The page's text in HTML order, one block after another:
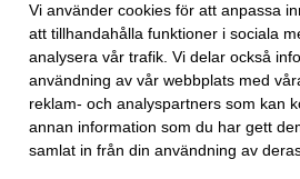
Köp tidigare nummer
www.inpress.com
E-tidningen
Om cookies
Vår integritetspolicy
Prenumerationsvillkor
E-tidningen
Facebook
Vi använder cookiesför att anpassa
att tillhandahålla funktioner i sociala
analysera vår trafik. Vi delar också
användning av vår webbplats med
reklam- och analyspartners som kan
annan information som du har gett
samlat in från din användning av